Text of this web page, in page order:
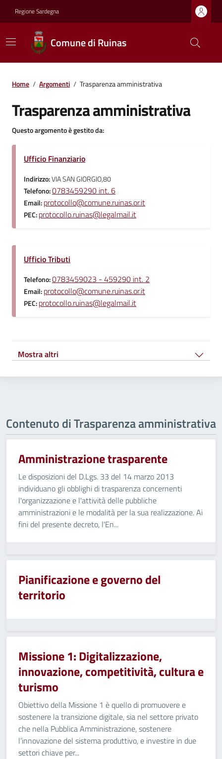
Regione Sardegna
Comune di Ruinas
Home / Argomenti / Trasparenza amministrativa
Trasparenza amministrativa
Questo argomento è gestito da:
Ufficio Finanziario
Indirizzo:VIA SAN GIORGIO,80
Telefono:0783459290 int. 6
Email:protocollo@comune.ruinas.or.it
PEC:protocollo.ruinas@legalmail.it
Ufficio Tributi
Telefono:0783459023 - 459290 int. 2
Email:protocollo@comune.ruinas.or.it
PEC:protocollo.ruinas@legalmail.it
Mostra altri
Contenuto di Trasparenza amministrativa
Amministrazione trasparente
Le disposizioni del D.Lgs. 33 del 14 marzo 2013
individuano gli obblighi di trasparenza concernenti
l'organizzazione e l'attività delle pubbliche
amministrazioni e le modalità per la sua realizzazione. Ai
fini del presente decreto, l'En...
Pianificazione e governo del
territorio
Missione 1: Digitalizzazione,
innovazione, competitività, cultura e
turismo
Obiettivo della Missione 1 è quello di promuovere e
sostenere la transizione digitale, sia nel settore privato
che nella Pubblica Amministrazione, sostenere
l’innovazione del sistema produttivo, e investire in due
settori chiave per...